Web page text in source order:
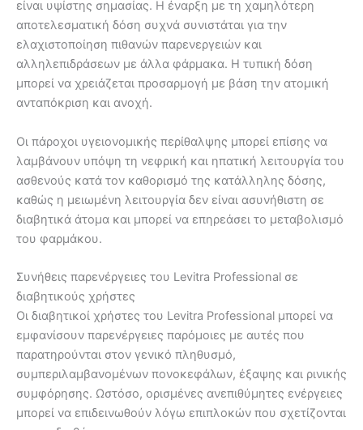
είναι υψίστης σημασίας. Η έναρξη με τη χαμηλότερη
αποτελεσματική δόση συχνά συνιστάται για την
ελαχιστοποίηση πιθανών παρενεργειών και
αλληλεπιδράσεων με άλλα φάρμακα. Η τυπική δόση
μπορεί να χρειάζεται προσαρμογή με βάση την ατομική
ανταπόκριση και ανοχή.
Οι πάροχοι υγειονομικής περίθαλψης μπορεί επίσης να
λαμβάνουν υπόψη τη νεφρική και ηπατική λειτουργία του
ασθενούς κατά τον καθορισμό της κατάλληλης δόσης,
καθώς η μειωμένη λειτουργία δεν είναι ασυνήθιστη σε
διαβητικά άτομα και μπορεί να επηρεάσει το μεταβολισμό
του φαρμάκου.
Συνήθεις παρενέργειες του Levitra Professional σε
διαβητικούς χρήστες
Οι διαβητικοί χρήστες του Levitra Professional μπορεί να
εμφανίσουν παρενέργειες παρόμοιες με αυτές που
παρατηρούνται στον γενικό πληθυσμό,
συμπεριλαμβανομένων πονοκεφάλων, έξαψης και ρινικής
συμφόρησης. Ωστόσο, ορισμένες ανεπιθύμητες ενέργειες
μπορεί να επιδεινωθούν λόγω επιπλοκών που σχετίζονται